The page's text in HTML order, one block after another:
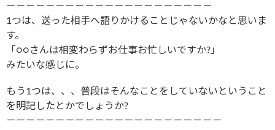
－－－－－－－－－－－－－－－－－－－－－
1つは、送った相手へ語りかけることじゃないかなと思いま
す。
「○○さんは相変わらずお仕事お忙しいですか?」
みたいな感じに。
もう1つは、、、普段はそんなことをしていないということ
を明記したとかでしょうか?
－－－－－－－－－－－－－－－－－－－－－－